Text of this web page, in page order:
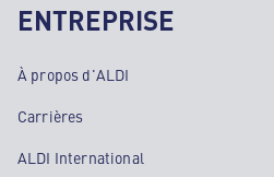
ENTREPRISE
À propos d'ALDI
Carrières
ALDI International